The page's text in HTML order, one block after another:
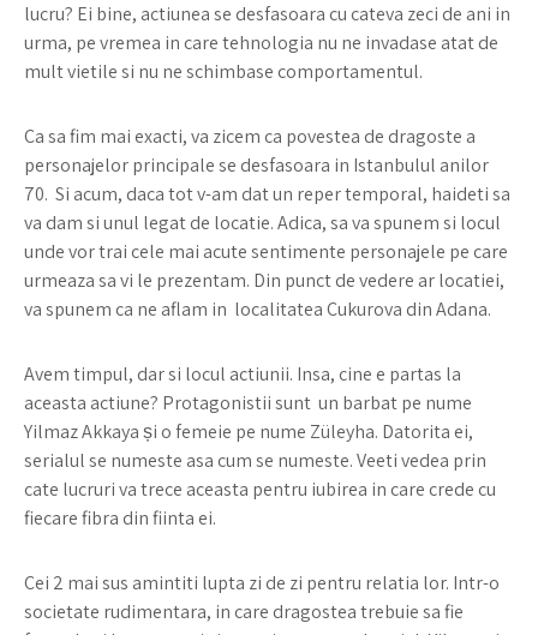
lucru? Ei bine, actiunea se desfasoara cu cateva zeci de ani in
urma, pe vremea in care tehnologia nu ne invadase atat de
mult vietile si nu ne schimbase comportamentul.
Ca sa fim mai exacti, va zicem ca povestea de dragoste a
personajelor principale se desfasoara in Istanbulul anilor
70. Si acum, daca tot v-am dat un reper temporal, haideti sa
va dam si unul legat de locatie. Adica, sa va spunem si locul
unde vor trai cele mai acute sentimente personajele pe care
urmeaza sa vi le prezentam. Din punct de vedere ar locatiei,
va spunem ca ne aflam in localitatea Çukurova din Adana.
Avem timpul, dar si locul actiunii. Insa, cine e partas la
aceasta actiune? Protagonistii sunt un barbat pe nume
Yilmaz Akkaya și o femeie pe nume Züleyha. Datorita ei,
serialul se numeste asa cum se numeste. Veeti vedea prin
cate lucruri va trece aceasta pentru iubirea in care crede cu
fiecare fibra din fiinta ei.
Cei 2 mai sus amintiti lupta zi de zi pentru relatia lor. Intr-o
societate rudimentara, in care dragostea trebuie sa fie